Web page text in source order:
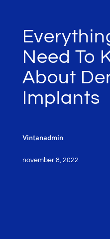
Need To
About
Implants
Vintanadmin
november 8, 2022